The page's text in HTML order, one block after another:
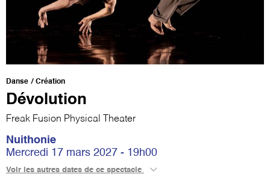
Danse Création
Dévolution
Freak Fusion Physical Theater
Nuithonie
Mercredi 17 mars 2027 - 19h00
Voir les autres dates de ce spectacle